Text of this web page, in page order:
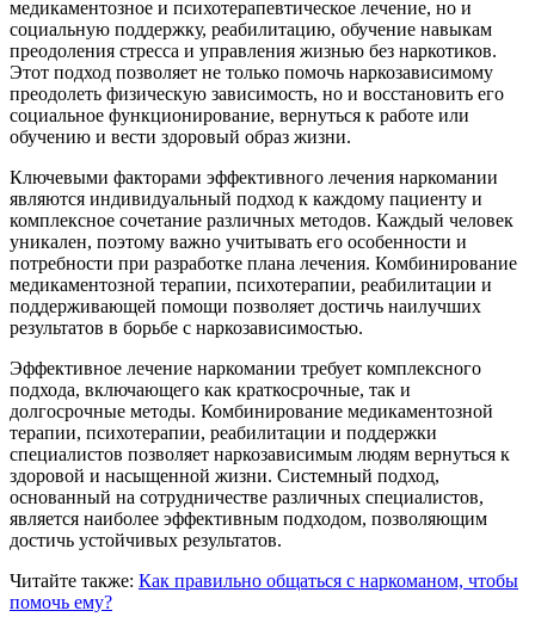
медикаментозное и психотерапевтическое лечение, но и
социальную поддержку, реабилитацию, обучение навыкам
преодоления стресса и управления жизнью без наркотиков.
Этот подход позволяет не только помочь наркозависимому
преодолеть физическую зависимость, но и восстановить его
социальное функционирование, вернуться к работе или
обучению и вести здоровый образ жизни.
Ключевыми факторами эффективного лечения наркомании
являются индивидуальный подход к каждому пациенту и
комплексное сочетание различных методов. Каждый человек
уникален, поэтому важно учитывать его особенности и
потребности при разработке плана лечения. Комбинирование
медикаментозной терапии, психотерапии, реабилитации и
поддерживающей помощи позволяет достичь наилучших
результатов в борьбе с наркозависимостью.
Эффективное лечение наркомании требует комплексного
подхода, включающего как краткосрочные, так и
долгосрочные методы. Комбинирование медикаментозной
терапии, психотерапии, реабилитации и поддержки
специалистов позволяет наркозависимым людям вернуться к
здоровой и насыщенной жизни. Системный подход,
основанный на сотрудничестве различных специалистов,
является наиболее эффективным подходом, позволяющим
достичь устойчивых результатов.
Читайте также: Как правильно общаться с наркоманом, чтобы
помочь ему?